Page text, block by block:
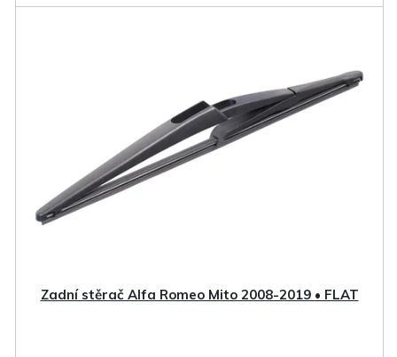
Zadní stěrač Alfa Romeo Mito 2008-2019 • FLAT